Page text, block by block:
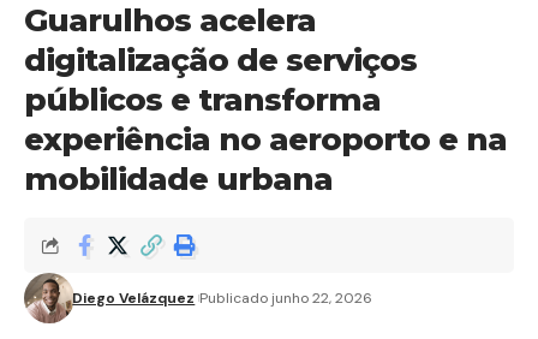
Guarulhos acelera
digitalização de serviços
públicos e transforma
experiência no aeroporto e na
mobilidade urbana
Diego Velázquez Publicado junho 22, 2026